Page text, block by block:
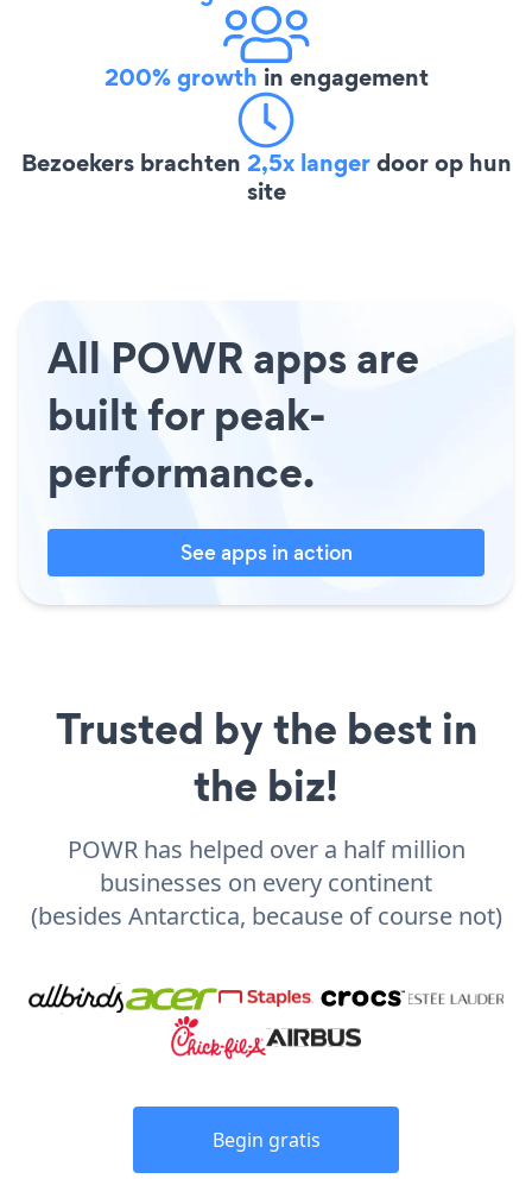
200% growth in engagement
Bezoekers brachten 2,5x langerdoor op hun
site
All POWR apps are
built for peak-
performance.
See apps in action
Trusted by the best in
the biz!
POWR has helped over a half million
businesses on every continent
(besides Antarctica, because of course not)
Begin gratis